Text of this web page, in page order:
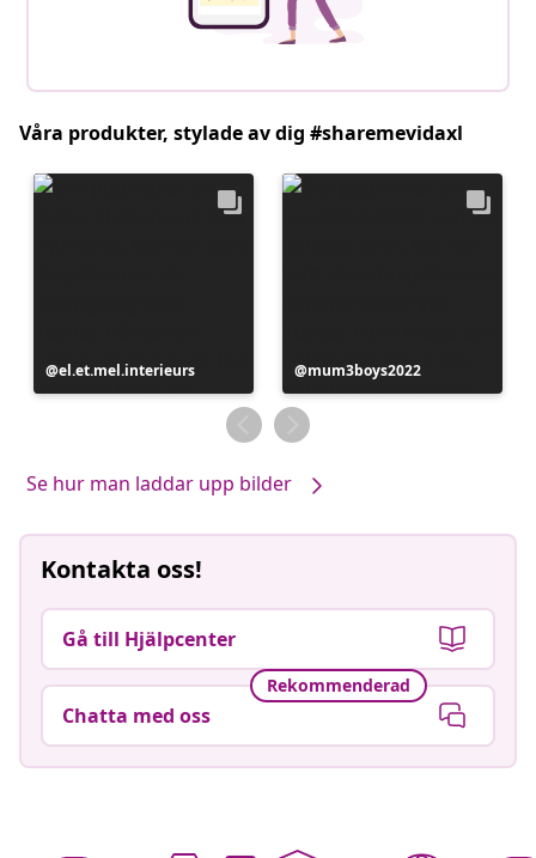
Våra produkter, stylade av dig #sharemevidaxl
Inlägg
publicerat
el.et.mel.interieurs
Inlägg
publicerat
av
mum3boys2022
Se hur man laddar upp bilder
Kontakta oss!
Gå till Hjälpcenter
Rekommenderad
Chatta med oss